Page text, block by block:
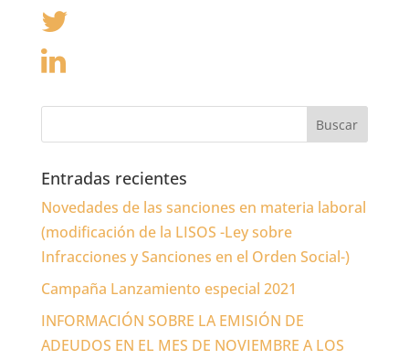
Entradas recientes
Novedades de las sanciones en materia laboral
(modificación de la LISOS -Ley sobre
Infracciones y Sanciones en el Orden Social-)
Campaña Lanzamiento especial 2021
INFORMACIÓN SOBRE LA EMISIÓN DE
ADEUDOS EN EL MES DE NOVIEMBRE A LOS